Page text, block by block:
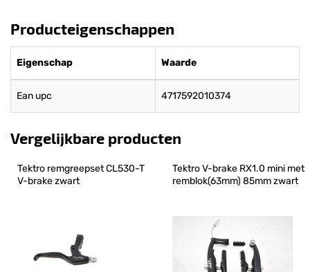
Producteigenschappen
Eigenschap Waarde
Ean upc 4717592010374
Vergelijkbare producten
Tektro remgreepset CL530-T
V-brake zwart
Tektro V-brake RX1.0 mini met
remblok(63mm) 85mm zwart